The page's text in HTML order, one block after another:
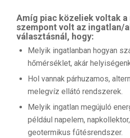
Amíg piac közeliek voltak
szempont volt az ingatlan/
választásnál, hogy:
Melyik ingatlanban hogyan
hőmérséklet, akár
Hol vannak párhuzamos,
melegvíz ellátó rendszerek.
Melyik ingatlan megújuló
például napelem,
geotermikus fűtésrendszer.